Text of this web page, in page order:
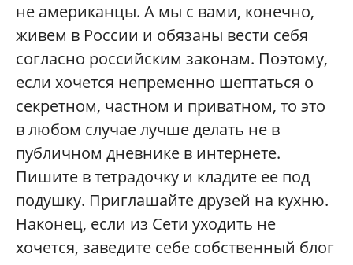
не американцы. А мы с вами, конечно,
живем в России и обязаны вести себя
согласно российским законам. Поэтому,
если хочется непременно шептаться о
секретном, частном и приватном, то это
в любом случае лучше делать не в
публичном дневнике в интернете.
Пишите в тетрадочку и кладите ее под
подушку. Приглашайте друзей на кухню.
Наконец, если из Сети уходить не
хочется, заведите себе собственный блог